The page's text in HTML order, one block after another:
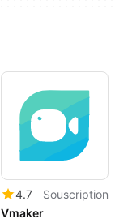
4.7
Souscription
Vmaker